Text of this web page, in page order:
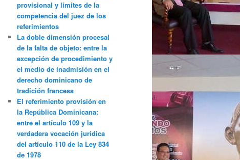
provisional y límites de la
competencia del juez de los
referimientos
La doble dimensión procesal
de la falta de objeto: entre la
excepción de procedimiento y
el medio de inadmisión en el
derecho dominicano de
tradición francesa
El referimiento provisión en
la República Dominicana:
entre el artículo 109 y la
verdadera vocación jurídica
del artículo 110 de la Ley 834
de 1978